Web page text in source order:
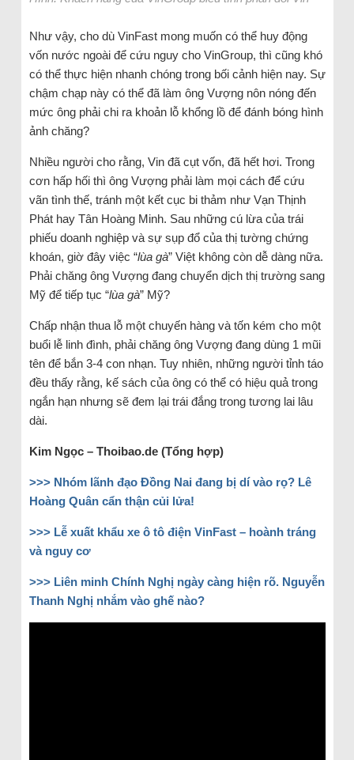
Như vậy, cho dù VinFast mong muốn có thể huy động
vốn nước ngoài để cứu nguy cho VinGroup, thì cũng khó
có thể thực hiện nhanh chóng trong bối cảnh hiện nay. Sự
chậm chạp này có thể đã làm ông Vượng nôn nóng đến
mức ông phải chi ra khoản lỗ khổng lồ để đánh bóng hình
ảnh chăng?
Nhiều người cho rằng, Vin đã cụt vốn, đã hết hơi. Trong
cơn hấp hối thì ông Vượng phải làm mọi cách để cứu
vãn tình thế, tránh một kết cục bi thảm như Vạn Thịnh
Phát hay Tân Hoàng Minh. Sau những cú lừa của trái
phiếu doanh nghiệp và sự sụp đổ của thị tường chứng
khoán, giờ đây việc “lùa gà” Việt không còn dễ dàng nữa.
Phải chăng ông Vượng đang chuyển dịch thị trường sang
Mỹ để tiếp tục “lùa gà” Mỹ?
Chấp nhận thua lỗ một chuyến hàng và tốn kém cho một
buổi lễ linh đình, phải chăng ông Vượng đang dùng 1 mũi
tên để bắn 3-4 con nhạn. Tuy nhiên, những người tỉnh táo
đều thấy rằng, kế sách của ông có thể có hiệu quả trong
ngắn hạn nhưng sẽ đem lại trái đắng trong tương lai lâu
dài.
Kim Ngọc – Thoibao.de (Tổng hợp)
>>> Nhóm lãnh đạo Đồng Nai đang bị dí vào rọ? Lê
Hoàng Quân cẩn thận củi lửa!
>>> Lễ xuất khẩu xe ô tô điện VinFast – hoành tráng
và nguy cơ
>>> Liên minh Chính Nghị ngày càng hiện rõ. Nguyễn
Thanh Nghị nhắm vào ghế nào?